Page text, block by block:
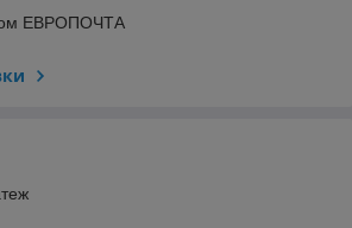
ЕВРОПОЧТА